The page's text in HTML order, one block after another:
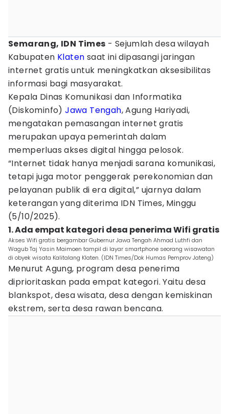
Semarang, IDN Times - Sejumlah desa wilayah
Kabupaten Klaten saat ini dipasangi jaringan
internet gratis untuk meningkatkan aksesibilitas
informasi bagi masyarakat.
Kepala Dinas Komunikasi dan Informatika
(Diskominfo)Jawa Tengah, Agung Hariyadi,
mengatakan pemasangan internet gratis
merupakan upaya pemerintah dalam
memperluas akses digital hingga pelosok.
“Internet tidak hanya menjadi sarana komunikasi,
tetapi juga motor penggerak perekonomian dan
pelayanan publik di era digital,” ujarnya dalam
keterangan yang diterima IDN Times, Minggu
(5/10/2025).
1. Ada empat kategori desa penerima Wifi gratis
Akses Wifi gratis bergambar Gubernur Jawa Tengah Ahmad Luthfi dan
Wagub Taj Yasin Maimoen tampil di layar smartphone seorang wisawatan
di obyek wisata Kalitalang Klaten. (IDN Times/Dok Humas Pemprov Jateng)
Menurut Agung, program desa penerima
diprioritaskan pada empat kategori. Yaitu desa
blankspot, desa wisata, desa dengan kemiskinan
ekstrem, serta desa rawan bencana.